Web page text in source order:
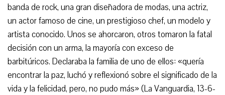
banda de rock, una gran diseñadora de modas, una actriz,
un actor famoso de cine, un prestigioso chef, un modelo y
artista conocido. Unos se ahorcaron, otros tomaron la fatal
decisión con un arma, la mayoría con exceso de
barbitúricos. Declaraba la familia de uno de ellos: «quería
encontrar la paz, luchó y reflexionó sobre el significado de la
vida y la felicidad, pero, no pudo más» (La Vanguardia, 13-6-